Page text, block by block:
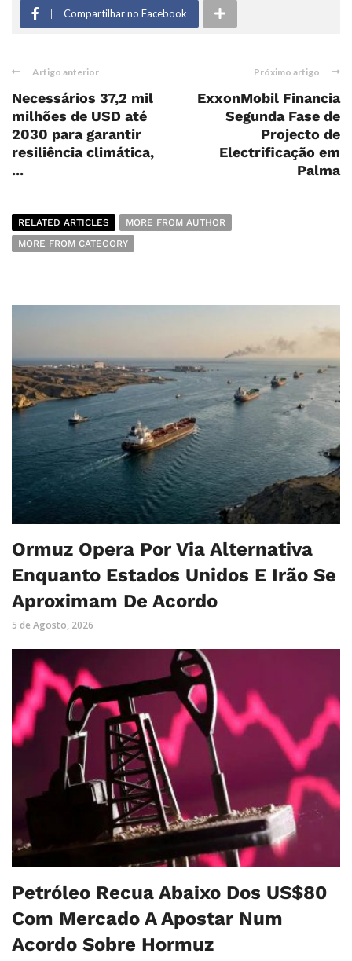
Compartilhar no Facebook
Artigo anterior
Necessários 37,2 mil
milhões de USD até
2030 para garantir
resiliência climática,
...
Próximo artigo
ExxonMobil Financia
Segunda Fase de
Projecto de
Electrificação em
Palma
RELATED ARTICLES
MORE FROM AUTHOR
MORE FROM CATEGORY
Ormuz Opera Por Via Alternativa
Enquanto Estados Unidos E Irão Se
Aproximam De Acordo
5 de Agosto, 2026
Petróleo Recua Abaixo Dos US$80
Com Mercado A Apostar Num
Acordo Sobre Hormuz